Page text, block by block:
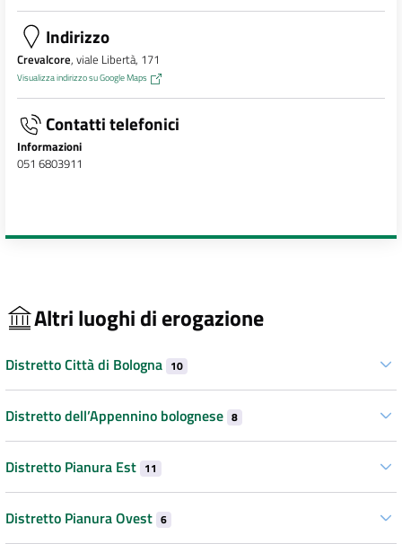
Indirizzo
Crevalcore, viale Libertà, 171
Visualizza indirizzo su Google Maps
Contatti telefonici
Informazioni
051 6803911
Altri luoghi di erogazione
Distretto Città di Bologna 10
Distretto dell’Appennino bolognese 8
Distretto Pianura Est 11
Distretto Pianura Ovest 6